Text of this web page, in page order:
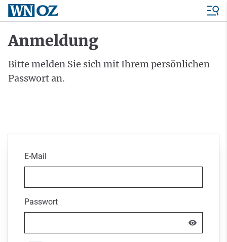
Anmeldung
Bitte melden Sie sich mit Ihrem persönlichen
Passwort an.
E-Mail
Passwort